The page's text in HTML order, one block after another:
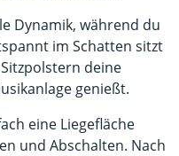
Dynamik, während du
im Schatten sitzt
deine
genießt.
eine Liegefläche
und Abschalten. Nach